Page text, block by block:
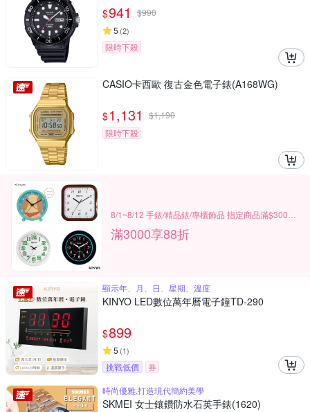
$941 $990
5 (2)
限時下殺
CASIO卡西歐 復古金色電子錶(A168WG)
$1,131 $1,190
限時下殺
滿3000享88折
顯示年、月、日、星期、溫度
KINYO LED數位萬年曆電子鐘TD-290
$899
5 (1)
挑戰低價
券
時尚優雅,打造現代簡約美學
SKMEI 女士鑲鑽防水石英手錶(1620)